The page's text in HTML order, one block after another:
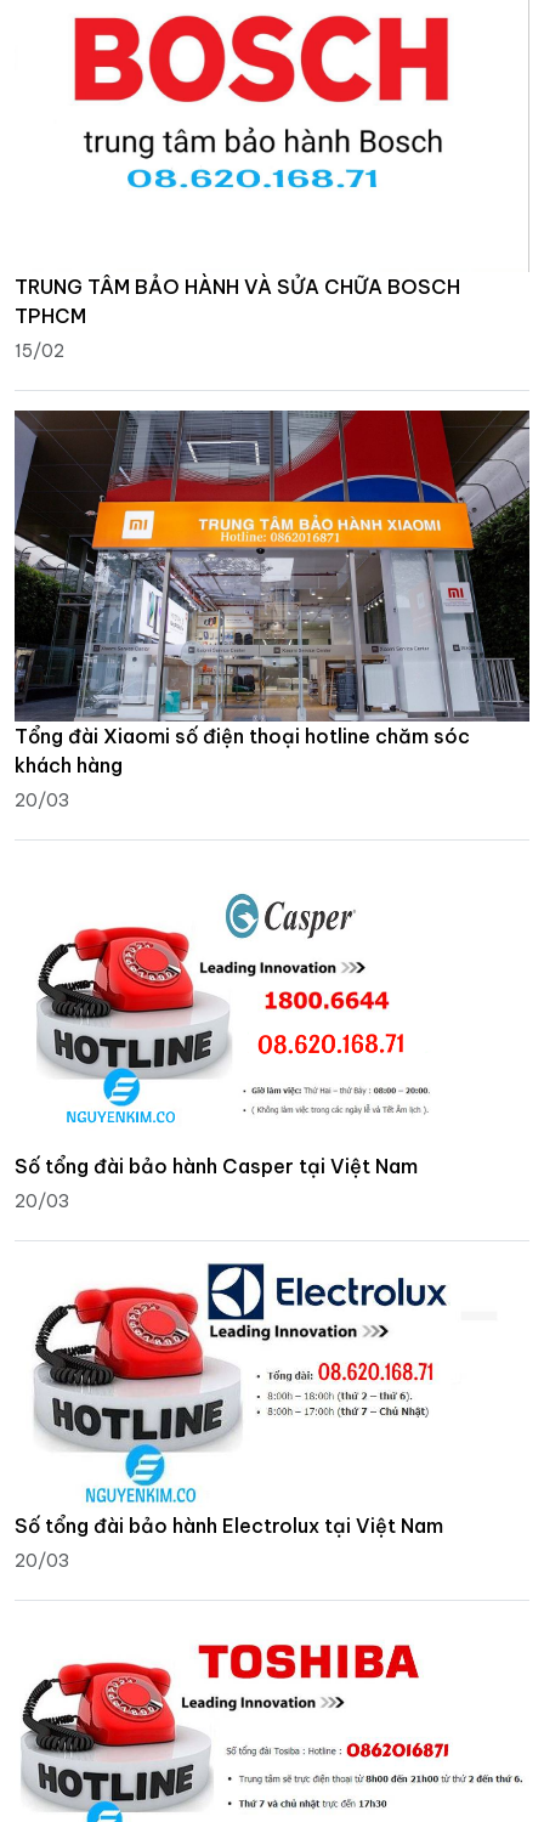
TRUNG TÂM BẢO HÀNH VÀ SỬA CHỮA BOSCH
TPHCM
15/02
Tổng đài Xiaomi số điện thoại hotline chăm sóc
khách hàng
20/03
Số tổng đài bảo hành Casper tại Việt Nam
20/03
Số tổng đài bảo hành Electrolux tại Việt Nam
20/03